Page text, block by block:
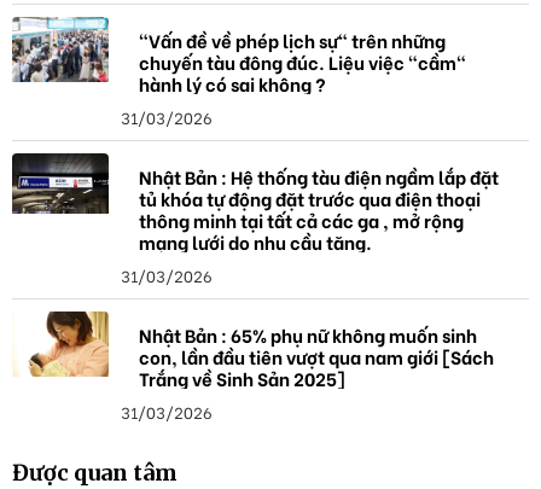
"Vấn đề về phép lịch sự" trên những
chuyến tàu đông đúc. Liệu việc "cầm"
hành lý có sai không ?
31/03/2026
Nhật Bản : Hệ thống tàu điện ngầm lắp đặt
tủ khóa tự động đặt trước qua điện thoại
thông minh tại tất cả các ga , mở rộng
mạng lưới do nhu cầu tăng.
31/03/2026
Nhật Bản : 65% phụ nữ không muốn sinh
con, lần đầu tiên vượt qua nam giới [Sách
Trắng về Sinh Sản 2025]
31/03/2026
Được quan tâm